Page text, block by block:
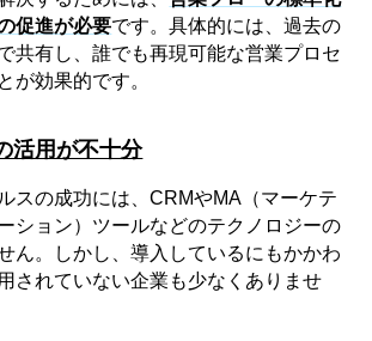
促進が必要です。具体的には、過去の
共有し、誰でも再現可能な営業プロセ
が効果的です。
活用が不十分
スの成功には、CRMやMA（マーケテ
ション）ツールなどのテクノロジーの
ん。しかし、導入しているにもかかわ
されていない企業も少なくありませ